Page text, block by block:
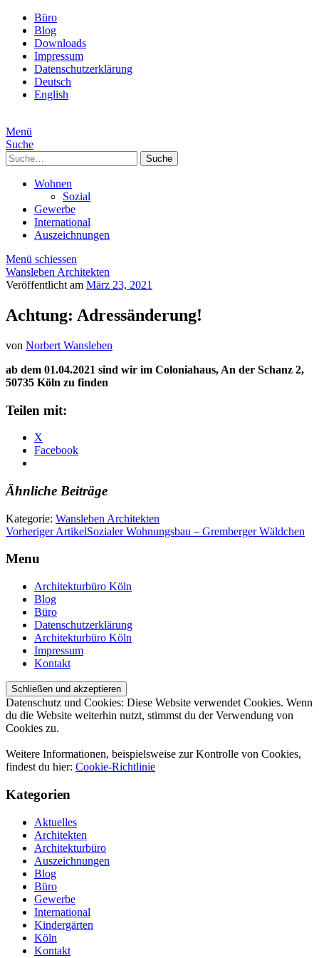
Büro
Blog
Downloads
Impressum
Datenschutzerklärung
Deutsch
English
Menü
Suche
Suche
Wohnen
Sozial
Gewerbe
International
Auszeichnungen
Menü schiessen
Wansleben Architekten
Veröffentlicht am März 23, 2021
Achtung: Adressänderung!
von Norbert Wansleben
ab dem 01.04.2021 sind wir im Coloniahaus, An der Schanz 2,
50735 Köln zu finden
Teilen mit:
X
Facebook
Ähnliche Beiträge
Kategorie: Wansleben Architekten
Vorheriger ArtikelSozialer Wohnungsbau – Gremberger Wäldchen
Menu
Architekturbüro Köln
Blog
Büro
Datenschutzerklärung
Architekturbüro Köln
Impressum
Kontakt
Datenschutz und Cookies: Diese Website verwendet Cookies. Wenn
du die Website weiterhin nutzt, stimmst du der Verwendung von
Cookies zu.
Weitere Informationen, beispielsweise zur Kontrolle von Cookies,
findest du hier: Cookie-Richtlinie
Kategorien
Aktuelles
Architekten
Architekturbüro
Auszeichnungen
Blog
Büro
Gewerbe
International
Kindergärten
Köln
Kontakt